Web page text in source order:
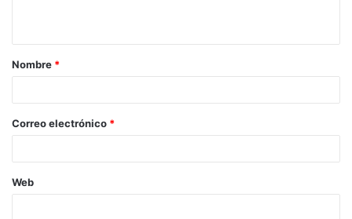
a
r
*
Nombre *
Correo electrónico *
Web